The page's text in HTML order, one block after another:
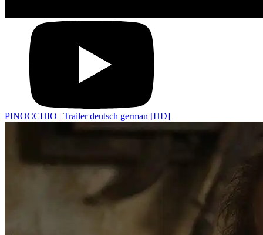
PINOCCHIO | Trailer deutsch german [HD]